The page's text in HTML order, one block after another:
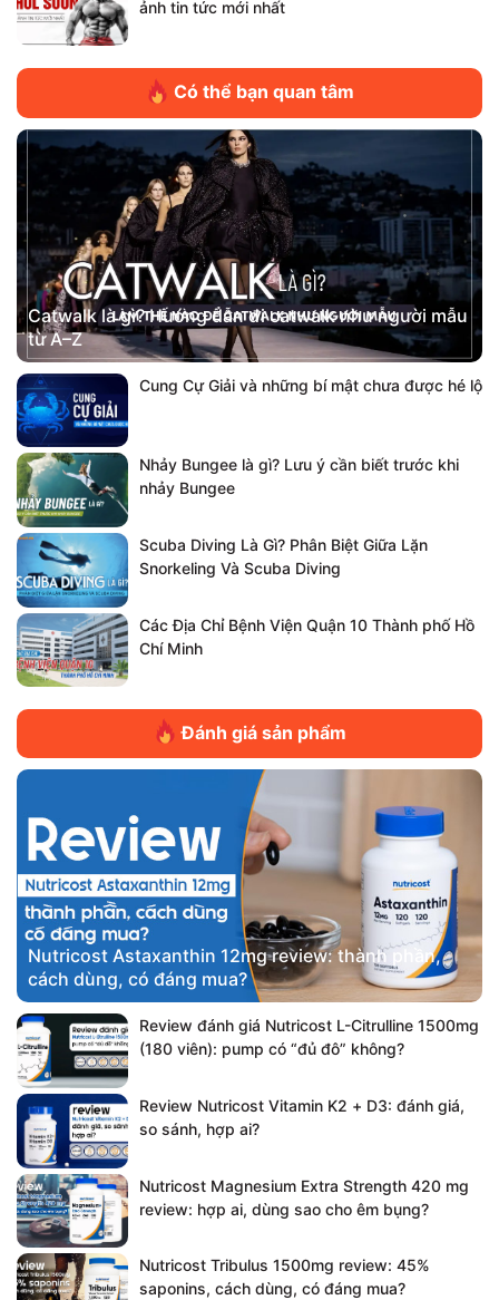
ảnh tin tức mới nhất
Có thể bạn quan tâm
Catwalk là gì? Hướng dẫn đi catwalk như người mẫu
từ A–Z
Cung Cự Giải và những bí mật chưa được hé lộ
Nhảy Bungee là gì? Lưu ý cần biết trước khi
nhảy Bungee
Scuba Diving Là Gì? Phân Biệt Giữa Lặn
Snorkeling Và Scuba Diving
Các Địa Chỉ Bệnh Viện Quận 10 Thành phố Hồ
Chí Minh
Đánh giá sản phẩm
Nutricost Astaxanthin 12mg review: thành phần,
cách dùng, có đáng mua?
Review đánh giá Nutricost L-Citrulline 1500mg
(180 viên): pump có “đủ đô” không?
Review Nutricost Vitamin K2 + D3: đánh giá,
so sánh, hợp ai?
Nutricost Magnesium Extra Strength 420 mg
review: hợp ai, dùng sao cho êm bụng?
Nutricost Tribulus 1500mg review: 45%
saponins, cách dùng, có đáng mua?